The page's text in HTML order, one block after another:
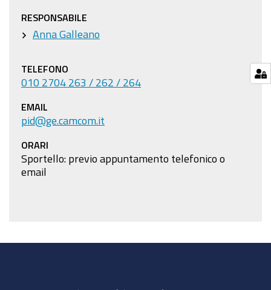
RESPONSABILE
Anna Galleano
TELEFONO
010 2704 263 / 262 / 264
EMAIL
pid@ge.camcom.it
ORARI
Sportello: previo appuntamento telefonico o
email